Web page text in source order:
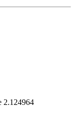
2.124964